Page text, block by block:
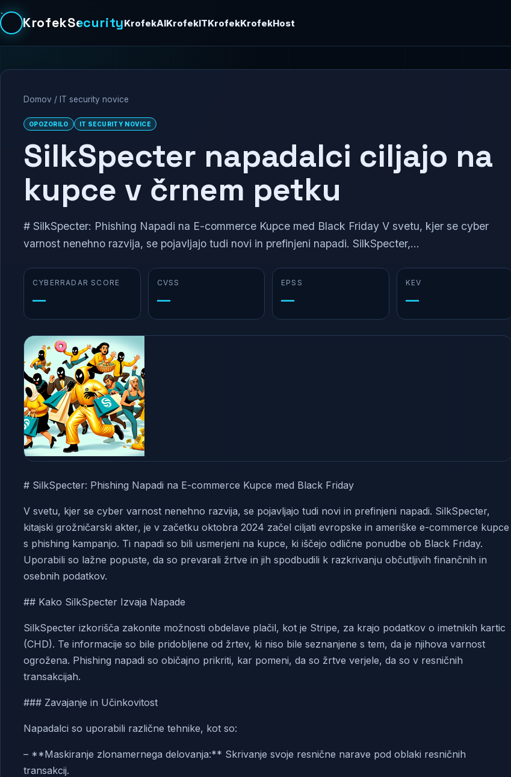
KrofekSecurityKrofekAIKrofekITKrofekKrofekHost
Domov / IT security novice
OPOZORILO IT SECURITY NOVICE
SilkSpecter napadalci ciljajo na
kupce v črnem petku
# SilkSpecter: Phishing Napadi na E-commerce Kupce med Black Friday V svetu, kjer se cyber
varnost nenehno razvija, se pojavljajo tudi novi in prefinjeni napadi. SilkSpecter,...
CYBERRADAR SCORE
—
CVSS
—
EPSS
—
KEV
—
# SilkSpecter: Phishing Napadi na E-commerce Kupce med Black Friday
V svetu, kjer se cyber varnost nenehno razvija, se pojavljajo tudi novi in prefinjeni napadi. SilkSpecter,
kitajski grožničarski akter, je v začetku oktobra 2024 začel ciljati evropske in ameriške e-commerce kupce
s phishing kampanjo. Ti napadi so bili usmerjeni na kupce, ki iščejo odlične ponudbe ob Black Friday.
Uporabili so lažne popuste, da so prevarali žrtve in jih spodbudili k razkrivanju občutljivih finančnih in
osebnih podatkov.
## Kako SilkSpecter Izvaja Napade
SilkSpecter izkorišča zakonite možnosti obdelave plačil, kot je Stripe, za krajo podatkov o imetnikih kartic
(CHD). Te informacije so bile pridobljene od žrtev, ki niso bile seznanjene s tem, da je njihova varnost
ogrožena. Phishing napadi so običajno prikriti, kar pomeni, da so žrtve verjele, da so v resničnih
transakcijah.
### Zavajanje in Učinkovitost
Napadalci so uporabili različne tehnike, kot so:
– **Maskiranje zlonamernega delovanja:** Skrivanje svoje resnične narave pod oblaki resničnih
transakcij.